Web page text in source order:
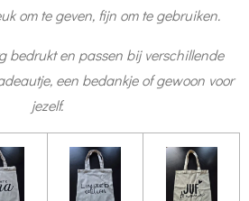
om te geven, fijn om te gebruiken.
bedrukt en passen bij verschillende
een bedankje of gewoon voor
jezelf.